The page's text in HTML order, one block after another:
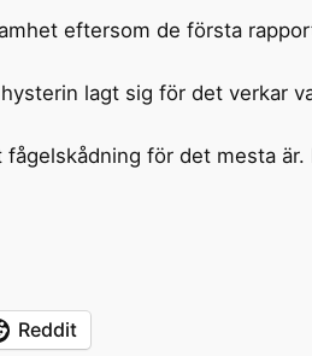
eftersom de första
lagt sig för det verkar
för det mesta
Reddit